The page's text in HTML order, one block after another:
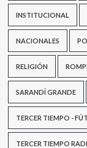
INSTITUCIONAL
NACIONALES
RELIGIÓN
SARANDÍ GRANDE
TERCER TIEMPO -
TERCER TIEMPO